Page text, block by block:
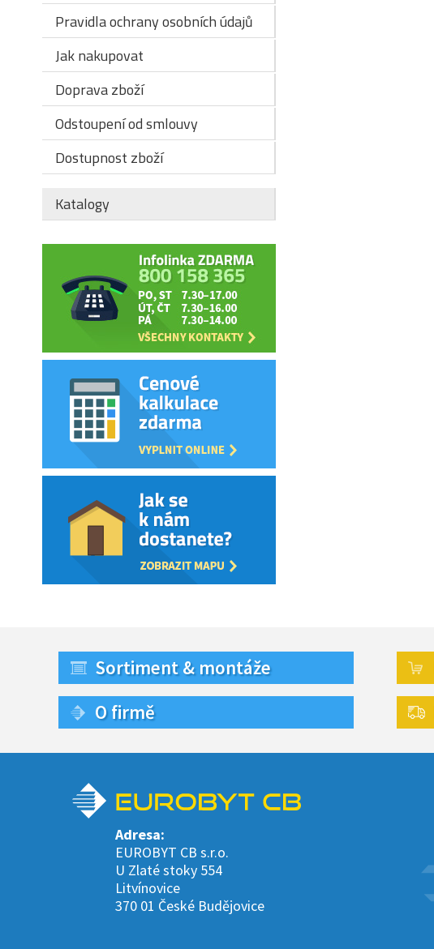
Pravidla ochrany osobních údajů
Jak nakupovat
Doprava zboží
Odstoupení od smlouvy
Dostupnost zboží
Katalogy
Sortiment & montáže
O firmě
Adresa:
EUROBYT CB s.r.o.
U Zlaté stoky 554
Litvínovice
370 01 České Budějovice